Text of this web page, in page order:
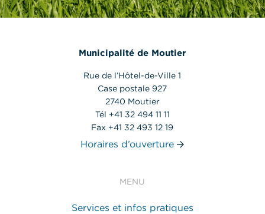
Municipalité de Moutier
Rue de l’Hôtel-de-Ville 1
Case postale 927
2740 Moutier
Tél +41 32 494 11 11
Fax +41 32 493 12 19
Horaires d’ouverture
MENU
Services et infos pratiques